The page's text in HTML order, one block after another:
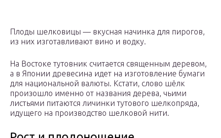
Плоды шелковицы — вкусная начинка для пирогов,
из них изготавливают вино и водку.
На Востоке тутовник считается священным деревом,
а в Японии древесина идет на изготовление бумаги
для национальной валюты. Кстати, слово шёлк
произошло именно от названия дерева, чьими
листьями питаются личинки тутового шелкопряда,
идущего на производство шелковой нити.